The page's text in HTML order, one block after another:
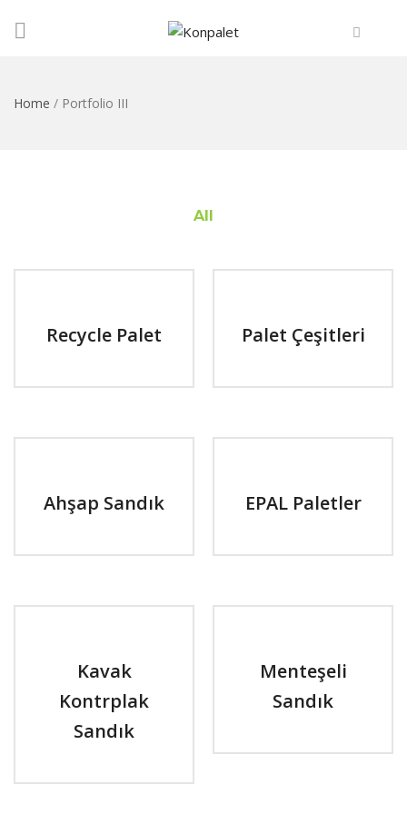
Home / Portfolio III
All
Recycle Palet Palet Çeşitleri
Ahşap Sandık EPAL Paletler
Kavak
Kontrplak
Sandık
Menteşeli
Sandık